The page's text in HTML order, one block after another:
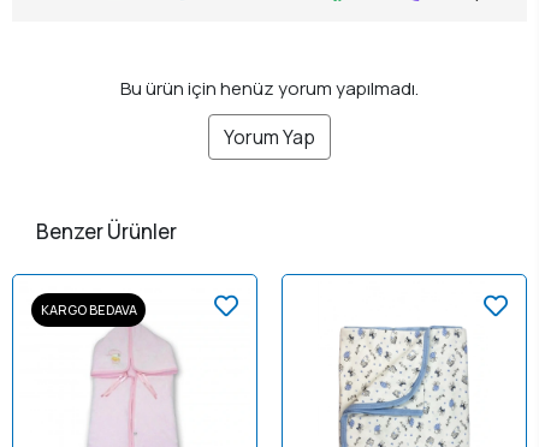
Bu ürün için henüz yorum yapılmadı.
Yorum Yap
Benzer Ürünler
KARGO BEDAVA